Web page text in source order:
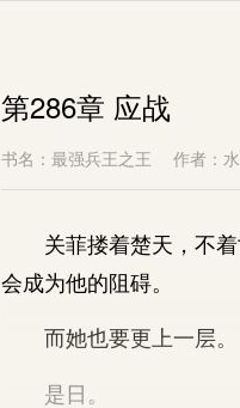
第286章 应战
书名：最强兵王之王 作者：
关菲搂着楚天，不着
会成为他的阻碍。
而她也要更上一层。
是日。